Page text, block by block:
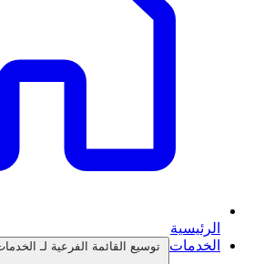
الرئيسية
الخدمات
توسيع القائمة الفرعية لـ